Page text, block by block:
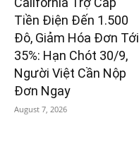
Tiền Điện Đến 1.500
Đô, Giảm Hóa Đơn Tới
35%: Hạn Chót 30/9,
Người Việt Cần Nộp
Đơn Ngay
August 7, 2026